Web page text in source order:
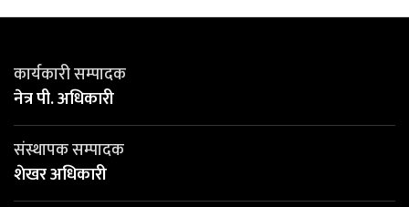
कार्यकारी सम्पादक
नेत्र पी. अधिकारी
संस्थापक सम्पादक
शेखर अधिकारी